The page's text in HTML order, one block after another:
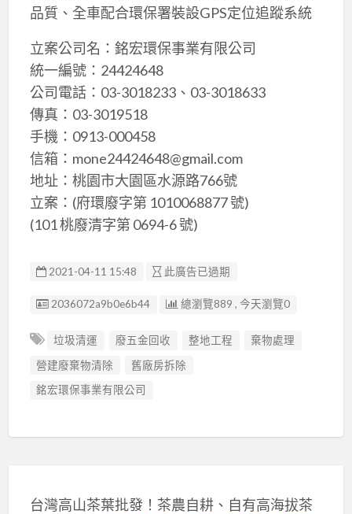
品質、全車配合環保署裝設GPS定位追蹤系統
立案公司名：銘宏環保事業有限公司
統一編號：24424648
公司電話：03-3018233、03-3018633
傳真：03-3019518
手機：0913-000458
信箱：mone24424648@gmail.com
地址：桃園市大園區水源路766號
立案：(府環廢字第 1010068877 號)
(101 桃廢清字第 0694-6 號)
2021-04-11 15:48 此廣告已過期
廣告编號
2036072a9b0e6b44 總瀏覽889 , 今天瀏覽0
垃圾清運 廢五金回收 整地工程
棄物處理
營建廢棄物清除
舊廠房拆除
銘宏環保事業有限公司
台灣高山茶葉批發！茶農自耕、自有高海拔茶